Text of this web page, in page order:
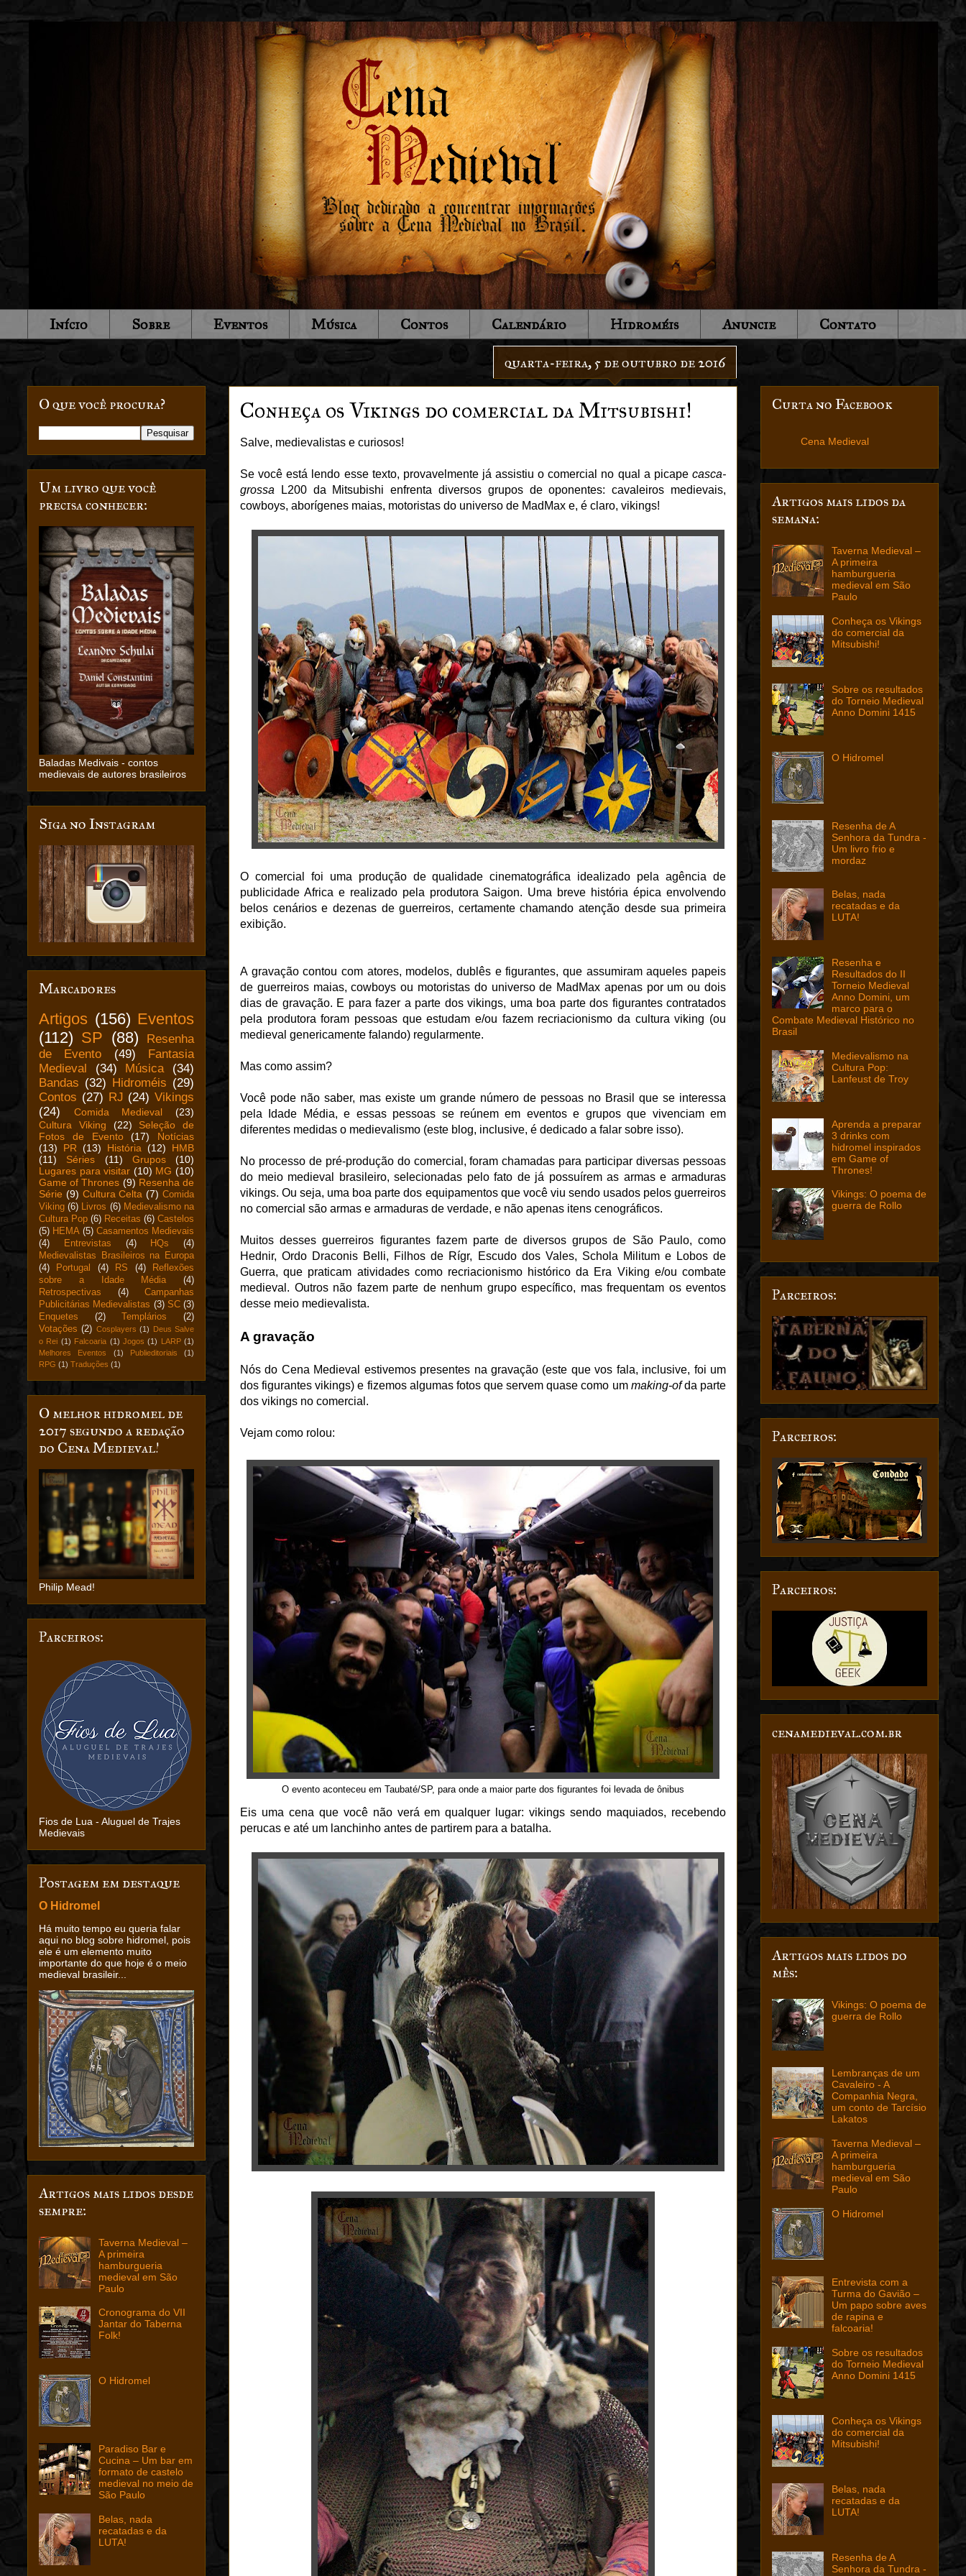
Início Sobre Eventos Música Contos Calendário Hidroméis Anuncie Contato
quarta-feira, 5 de outubro de 2016
Conheça os Vikings do comercial da Mitsubishi!
Salve, medievalistas e curiosos!
Se você está lendo esse texto, provavelmente já assistiu o comercial no qual a picape casca-
grossa
L200 da Mitsubishi enfrenta diversos grupos de oponentes: cavaleiros medievais,
cowboys, aborígenes maias, motoristas do universo de MadMax e, é claro, vikings!
O comercial foi uma produção de qualidade cinematográfica idealizado pela agência de
publicidade Africa e realizado pela produtora Saigon. Uma breve história épica envolvendo
belos cenários e dezenas de guerreiros, certamente chamando atenção desde sua primeira
exibição.
A gravação contou com atores, modelos, dublês e figurantes, que assumiram aqueles papeis
de guerreiros maias, cowboys ou motoristas do universo de MadMax apenas por um ou dois
dias de gravação. E para fazer a parte dos vikings, uma boa parte dos figurantes contratados
pela produtora foram pessoas que estudam e/ou fazem recriacionismo da cultura viking (ou
medieval genericamente falando) regularmente.
Mas como assim?
Você pode não saber, mas existe um grande número de pessoas no Brasil que se interessa
pela Idade Média, e essas pessoas se reúnem em eventos e grupos que vivenciam em
diferentes medidas o medievalismo (este blog, inclusive, é dedicado a falar sobre isso).
No processo de pré-produção do comercial, foram chamadas para participar diversas pessoas
do meio medieval brasileiro, selecionadas pelo fato de já possuírem as armas e armaduras
vikings. Ou seja, uma boa parte dos equipamentos que você viu sendo usados pelos guerreiros
no comercial são armas e armaduras de verdade, e não apenas itens cenográficos.
Muitos desses guerreiros figurantes fazem parte de diversos grupos de São Paulo, como
Hednir, Ordo Draconis Belli, Filhos de Rígr, Escudo dos Vales, Schola Militum e Lobos de
Guerra, que praticam atividades como recriacionismo histórico da Era Viking e/ou combate
medieval. Outros não fazem parte de nenhum grupo específico, mas frequentam os eventos
desse meio medievalista.
A gravação
Nós do Cena Medieval estivemos presentes na gravação (este que vos fala, inclusive, foi um
dos figurantes vikings) e fizemos algumas fotos que servem quase como um making-ofda parte
dos vikings no comercial.
Vejam como rolou:
O evento aconteceu em Taubaté/SP, para onde a maior parte dos figurantes foi levada de ônibus
Eis uma cena que você não verá em qualquer lugar: vikings sendo maquiados, recebendo
perucas e até um lanchinho antes de partirem para a batalha.
O que você procura?
Um livro que você
precisa conhecer:
Baladas Medivais - contos
medievais de autores brasileiros
Siga no Instagram
Marcadores
Artigos (156) Eventos
(112) SP (88)
Resenha
de Evento
(49)
Fantasia
Medieval
(34) Música
(34)
Bandas (32) Hidroméis (29)
Contos (27) RJ (24) Vikings
(24)
Comida Medieval
(23)
Cultura Viking
(22)
Seleção de
Fotos de Evento
(17)
Notícias
(13)
PR (13) História (12)
HMB
(11)
Séries (11) Grupos
(10)
Lugares para visitar (10) MG (10)
Game of Thrones (9) Resenha de
Série (9) Cultura Celta (7) Comida
Viking (6) Livros (6) Medievalismo na
Cultura Pop (6) Receitas (6) Castelos
(5) HEMA (5) Casamentos Medievais
(4)
Entrevistas (4) HQs
(4)
Medievalistas Brasileiros na Europa
(4)
Portugal (4) RS (4)
Reflexões
sobre a Idade Média
(4)
Retrospectivas
(4)
Campanhas
Publicitárias Medievalistas (3) SC (3)
Enquetes
(2) Templários
(2)
Votações (2) Cosplayers (1) Deus Salve
o Rei (1) Falcoaria (1) Jogos (1) LARP (1)
Melhores Eventos
(1) Publieditoriais
(1)
RPG (1) Traduções (1)
O melhor hidromel de
2017 segundo a redação
do Cena Medieval!
Philip Mead!
Parceiros:
Fios de Lua - Aluguel de Trajes
Medievais
Postagem em destaque
O Hidromel
Há muito tempo eu queria falar
aqui no blog sobre hidromel, pois
ele é um elemento muito
importante do que hoje é o meio
medieval brasileir...
Artigos mais lidos desde
sempre:
Taverna Medieval –
A primeira
hamburgueria
medieval em São
Paulo
Cronograma do VII
Jantar do Taberna
Folk!
O Hidromel
Paradiso Bar e
Cucina – Um bar em
formato de castelo
medieval no meio de
São Paulo
Belas, nada
recatadas e da
LUTA!
Curta no Facebook
Cena Medieval
Artigos mais lidos da
semana:
Taverna Medieval –
A primeira
hamburgueria
medieval em São
Paulo
Conheça os Vikings
do comercial da
Mitsubishi!
Sobre os resultados
do Torneio Medieval
Anno Domini 1415
O Hidromel
Resenha de A
Senhora da Tundra -
Um livro frio e
mordaz
Belas, nada
recatadas e da
LUTA!
Resenha e
Resultados do II
Torneio Medieval
Anno Domini, um
marco para o
Combate Medieval Histórico no
Brasil
Medievalismo na
Cultura Pop:
Lanfeust de Troy
Aprenda a preparar
3 drinks com
hidromel inspirados
em Game of
Thrones!
Vikings: O poema de
guerra de Rollo
Parceiros:
Parceiros:
Parceiros:
cenamedieval.com.br
Artigos mais lidos do
mês:
Vikings: O poema de
guerra de Rollo
Lembranças de um
Cavaleiro - A
Companhia Negra,
um conto de Tarcísio
Lakatos
Taverna Medieval –
A primeira
hamburgueria
medieval em São
Paulo
O Hidromel
Entrevista com a
Turma do Gavião –
Um papo sobre aves
de rapina e
falcoaria!
Sobre os resultados
do Torneio Medieval
Anno Domini 1415
Conheça os Vikings
do comercial da
Mitsubishi!
Belas, nada
recatadas e da
LUTA!
Resenha de A
Senhora da Tundra -